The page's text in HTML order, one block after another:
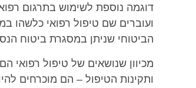
דוגמה נוספת לשימוש בתרגום
ועוברים שם טיפול רפואי כלשהו
הביטוחי שניתן במסגרת ביטוח
מכיוון שנושאים של טיפול רפואי
ותקינות הטיפול – הם מוכרחים